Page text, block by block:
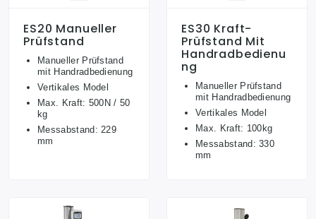
ES20 Manueller
Prüfstand
Manueller Prüfstand
mit Handradbedienung
Vertikales Model
Max. Kraft: 500N / 50
kg
Messabstand: 229
mm
ES30 Kraft-
Prüfstand Mit
Handradbedienu
Ng
Manueller Prüfstand
mit Handradbedienung
Vertikales Model
Max. Kraft: 100kg
Messabstand: 330
mm